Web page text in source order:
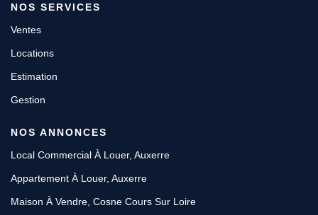
NOS SERVICES
Ventes
Locations
Estimation
Gestion
NOS ANNONCES
Local Commercial À Louer, Auxerre
Appartement À Louer, Auxerre
Maison À Vendre, Cosne Cours Sur Loire